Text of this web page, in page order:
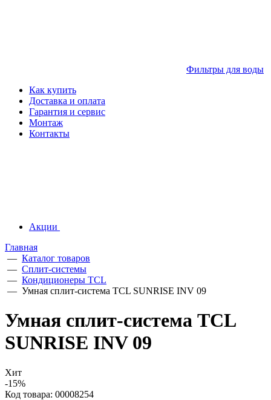
Фильтры для воды
Как купить
Доставка и оплата
Гарантия и сервис
Монтаж
Контакты
Акции
Главная
— Каталог товаров
— Сплит-системы
— Кондиционеры TCL
— Умная сплит-система TCL SUNRISE INV 09
Умная сплит-система TCL
SUNRISE INV 09
Хит
-15%
Код товара: 00008254